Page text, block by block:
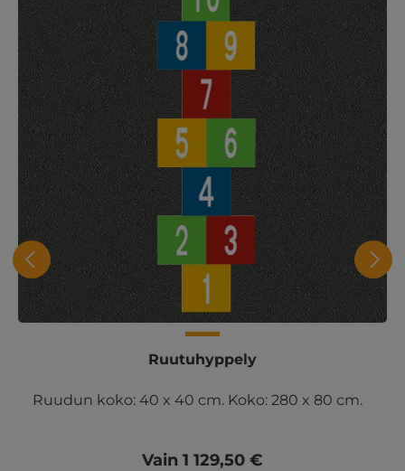
Ruutuhyppely
Ruudun koko: 40 x 40 cm. Koko: 280 x 80 cm.
Vain 1 129,50 €